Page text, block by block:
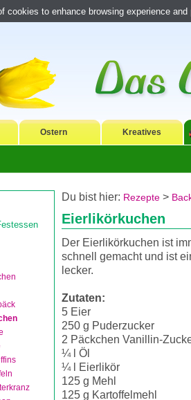
Ostern Kreatives
Du bist hier: Rezepte >
Eierlikörkuchen
Der Eierlikörkuchen ist
schnell gemacht und ist
lecker.
Zutaten:
5 Eier
250 g Puderzucker
2 Päckchen Vanillin-
¼ l Öl
¼ l Eierlikör
125 g Mehl
125 g Kartoffelmehl
cookies to enhance browsing experience